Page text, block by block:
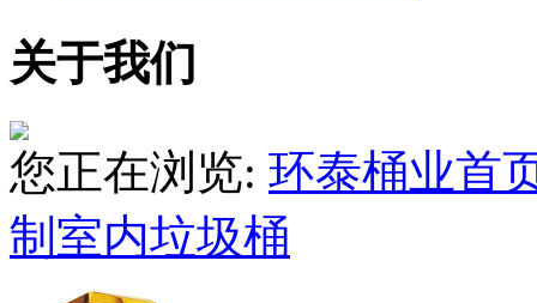
关于我们
您正在浏览: 环泰桶业首
制室内垃圾桶